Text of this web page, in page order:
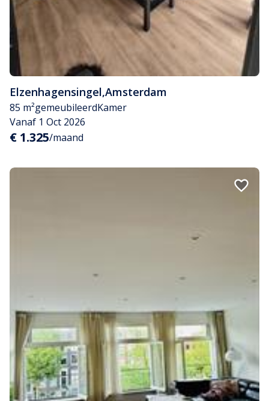
Elzenhagensingel,Amsterdam
85 m²gemeubileerdKamer
Vanaf 1 Oct 2026
€ 1.325/maand